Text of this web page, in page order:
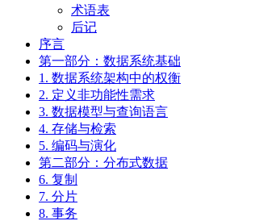
术语表
后记
序言
第一部分：数据系统基础
1. 数据系统架构中的权衡
2. 定义非功能性需求
3. 数据模型与查询语言
4. 存储与检索
5. 编码与演化
第二部分：分布式数据
6. 复制
7. 分片
8. 事务